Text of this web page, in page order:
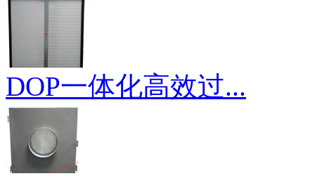
DOP一体化高效过...